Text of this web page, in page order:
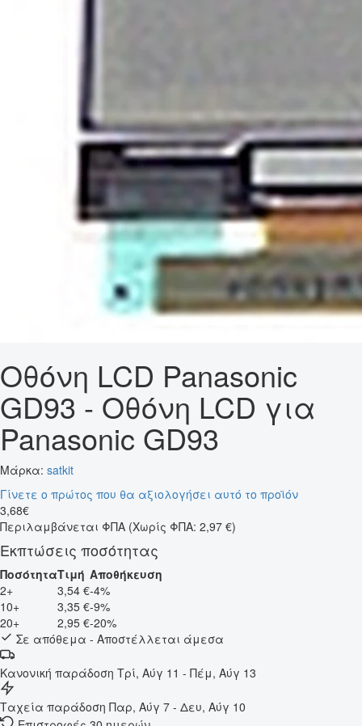
Οθόνη LCD Panasonic
GD93 - Οθόνη LCD για
Panasonic GD93
Μάρκα: satkit
Γίνετε ο πρώτος που θα αξιολογήσει αυτό το προϊόν
3,68€
Περιλαμβάνεται ΦΠΑ (Χωρίς ΦΠΑ: 2,97 €)
Εκπτώσεις ποσότητας
ΠοσότηταΤιμή Αποθήκευση
2+
3,54 €-4%
10+
3,35 €-9%
20+
2,95 €-20%
Σε απόθεμα - Αποστέλλεται άμεσα
Κανονική παράδοση Τρί, Αύγ 11 - Πέμ, Αύγ 13
Ταχεία παράδοση Παρ, Αύγ 7 - Δευ, Αύγ 10